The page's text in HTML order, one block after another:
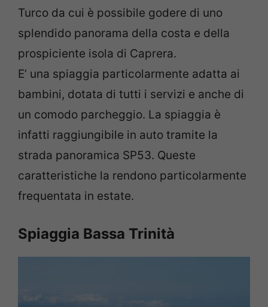
Turco da cui è possibile godere di uno
splendido panorama della costa e della
prospiciente isola di Caprera.
E’ una spiaggia particolarmente adatta ai
bambini, dotata di tutti i servizi e anche di
un comodo parcheggio. La spiaggia è
infatti raggiungibile in auto tramite la
strada panoramica SP53. Queste
caratteristiche la rendono particolarmente
frequentata in estate.
Spiaggia Bassa Trinità